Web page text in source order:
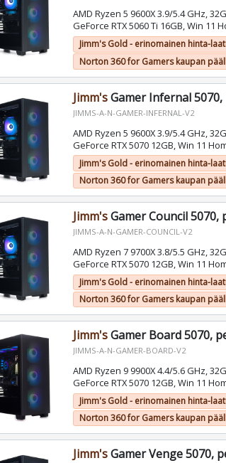
AMD Ryzen 5 9600X 3.9/5.4 GHz,
GeForce RTX 5060 Ti 16GB, Win 11
Jimm's Gold - erinomainen hinta-
Norton 360 for Gamers kaupan
Jimm'sGamer Infernal
JIMMS-A-N-GAMER-INFERNAL-V2
AMD Ryzen 5 9600X 3.9/5.4 GHz,
GeForce RTX 5070 12GB, Win 11
Jimm's Gold - erinomainen hinta-
Norton 360 for Gamers kaupan
Jimm'sGamer Council 5070,
JIMMS-A-N-GAMER-COUNCIL-V2
AMD Ryzen 7 9700X 3.8/5.5 GHz,
GeForce RTX 5070 12GB, Win 11
Jimm's Gold - erinomainen hinta-
Norton 360 for Gamers kaupan
Jimm'sGamer Board 5070,
JIMMS-A-N-GAMER-BOARD-V2
AMD Ryzen 9 9900X 4.4/5.6 GHz,
GeForce RTX 5070 12GB, Win 11
Jimm's Gold - erinomainen hinta-
Norton 360 for Gamers kaupan
Jimm'sGamer Venge 5070,